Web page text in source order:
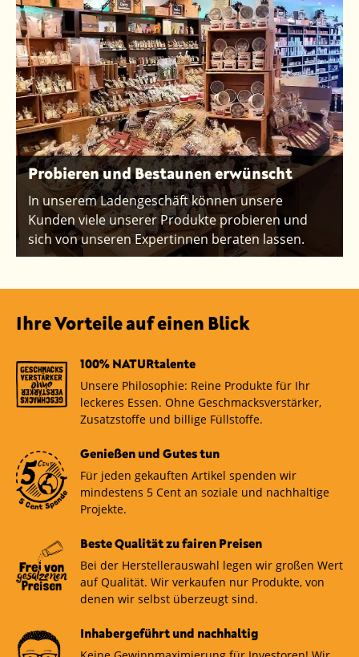
Probieren und Bestaunen erwünscht
In unserem Ladengeschäft können unsere
Kunden viele unserer Produkte probieren und
sich von unseren Expertinnen beraten lassen.
Ihre Vorteile auf einen Blick
100% NATURtalente
Unsere Philosophie: Reine Produkte für Ihr
leckeres Essen. Ohne Geschmacksverstärker,
Zusatzstoffe und billige Füllstoffe.
Genießen und Gutes tun
Für jeden gekauften Artikel spenden wir
mindestens 5 Cent an soziale und nachhaltige
Projekte.
Beste Qualität zu fairen Preisen
Bei der Herstellerauswahl legen wir großen Wert
auf Qualität. Wir verkaufen nur Produkte, von
denen wir selbst überzeugt sind.
Inhabergeführt und nachhaltig